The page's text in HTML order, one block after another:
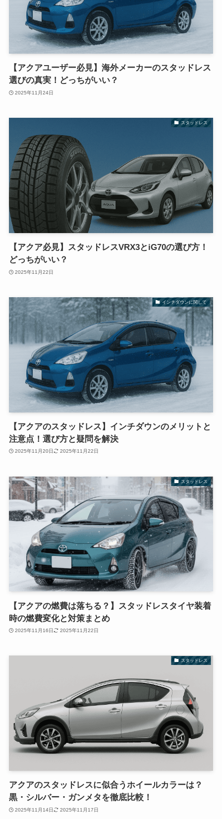
【アクアユーザー必見】海外メーカーのスタッドレス
選びの真実！どっちがいい？
2025年11月24日
スタッドレス
【アクア必見】スタッドレスVRX3とiG70の選び方！
どっちがいい？
2025年11月22日
インチダウンに関して
【アクアのスタッドレス】インチダウンのメリットと
注意点！選び方と疑問を解決
2025年11月20日 2025年11月22日
スタッドレス
【アクアの燃費は落ちる？】スタッドレスタイヤ装着
時の燃費変化と対策まとめ
2025年11月16日 2025年11月22日
スタッドレス
アクアのスタッドレスに似合うホイールカラーは？
黒・シルバー・ガンメタを徹底比較！
2025年11月14日 2025年11月17日